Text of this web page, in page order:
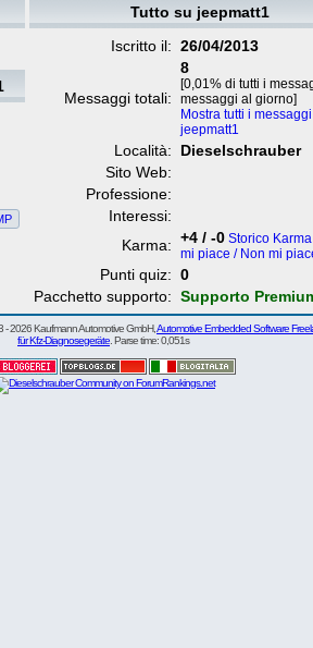
Tutto su jeepmatt1
Iscritto il: 26/04/2013
Messaggi totali:
8
[0,01% di tutti i
messaggi al giorno]
Mostra tutti i
jeepmatt1
Località:
Dieselschrauber
Sito Web:
Professione:
Interessi:
Karma: +4 / -0 Storico
mi piace / Non mi
Punti quiz: 0
Pacchetto supporto: Supporto
- 2026 Kaufmann Automotive GmbH,Automotive Embedded Software
für Kfz-Diagnosegeräte . Parse time: 0,051s